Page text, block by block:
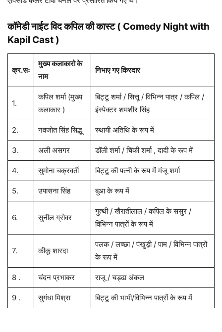
कॉमेडी नाईट विद कपिल की कास्ट ( Comedy Night with
Kapil Cast)
क्र.सः
मुख्य कलाकारो के
नाम
निभाए गए किरदार
1.
कपिल शर्मा (मुख्य
कलाकार )
बिट्टू शर्मा / सित्तू / विभिन्न पात्र / कपिल /
इंस्पेक्टर शमशीर सिंह
2. नवजोत सिंह सिद्धू स्थायी अतिथि के रूप में
3. अली असगर डॉली शर्मा / चिंकी शर्मा , दादी के रूप में
4. सुमोना चक्रवर्ती बिट्टू की पत्नी के रूप में मंजू शर्मा
5. उपासना सिंह बुआ के रूप में
6. सुनील ग्रोवर
गुत्थी / खैरातीलाल / कपिल के ससुर /
विभिन्न पात्रों के रूप में
7. कीकू शारदा
पलक / लच्छा / पंखुड़ी / पाम / विभिन्न पात्रों
के रूप में
8 . चंदन प्रभाकर राजू / चड्ढा अंकल
9 . सुगंधा मिश्रा बिट्टू की भाभी/विभिन्न पात्रों के रूप में